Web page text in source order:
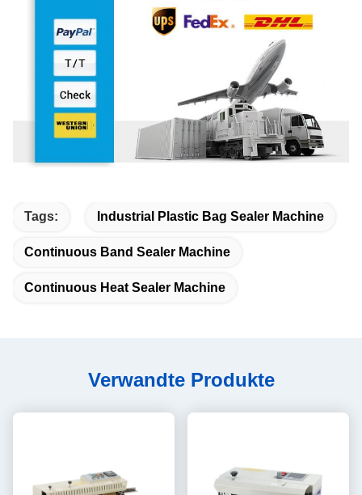
Tags: Industrial Plastic Bag Sealer Machine
Continuous Band Sealer Machine
Continuous Heat Sealer Machine
Verwandte Produkte